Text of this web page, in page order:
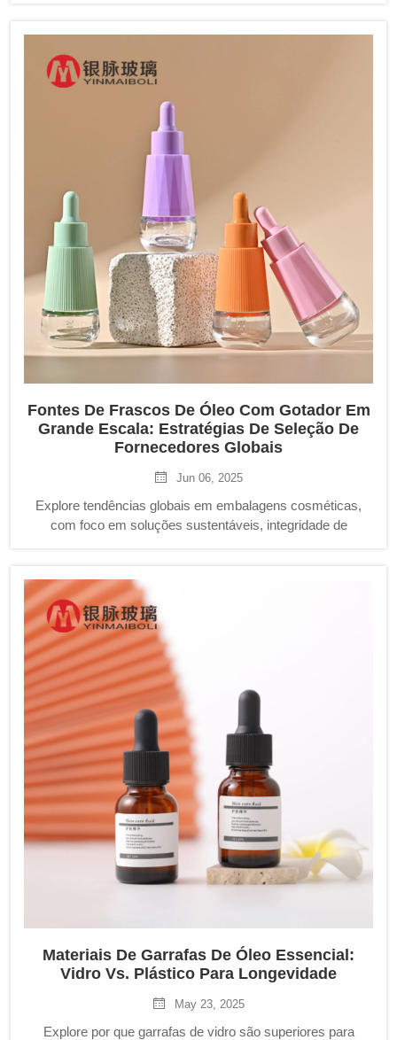
personalizável. Descubra como esses avanços estão
moldando a indústria global de embalagens sustentáveis.
Fontes De Frascos De Óleo Com Gotador Em
Grande Escala: Estratégias De Seleção De
Fornecedores Globais
Jun 06, 2025
Explore tendências globais em embalagens cosméticas,
com foco em soluções sustentáveis, integridade de
produção e engajar fornecedores estratégicos para um
crescimento escalável.
Materiais De Garrafas De Óleo Essencial:
Vidro Vs. Plástico Para Longevidade
May 23, 2025
Explore por que garrafas de vidro são superiores para